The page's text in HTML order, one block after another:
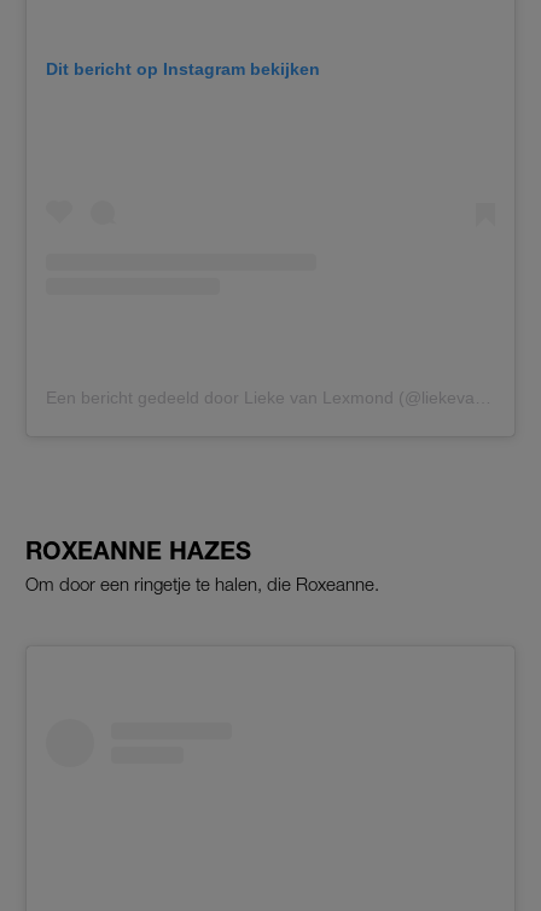
Dit bericht op Instagram bekijken
Een bericht gedeeld door Lieke van Lexmond (@liekevanlexmond)
ROXEANNE HAZES
Om door een ringetje te halen, die Roxeanne.